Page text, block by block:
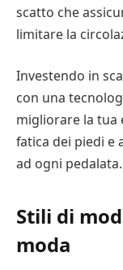
scatto che
limitare la
Investendo in
con una
migliorare la tua
fatica dei piedi e
ad ogni pedalata.
Stili di
moda